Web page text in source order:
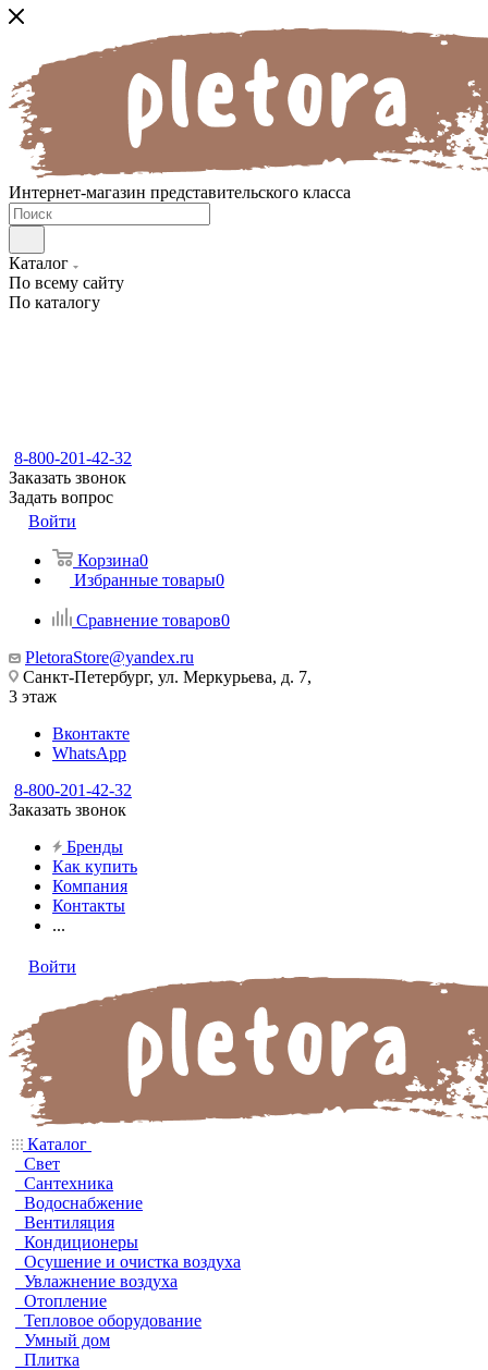
Интернет-магазин представительского класса
Каталог
По всему сайту
По каталогу
8-800-201-42-32
Заказать звонок
Задать вопрос
Войти
Корзина0
Избранные товары0
Сравнение товаров0
PletoraStore@yandex.ru
Санкт-Петербург, ул. Меркурьева, д. 7,
3 этаж
Вконтакте
WhatsApp
8-800-201-42-32
Заказать звонок
Бренды
Как купить
Компания
Контакты
...
Войти
Каталог
Свет
Сантехника
Водоснабжение
Вентиляция
Кондиционеры
Осушение и очистка воздуха
Увлажнение воздуха
Отопление
Тепловое оборудование
Умный дом
Плитка